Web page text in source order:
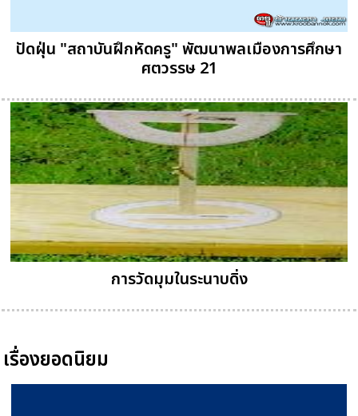
ปัดฝุ่น "สถาบันฝึกหัดครู" พัฒนาพลเมืองการศึกษา
ศตวรรษ 21
การวัดมุมในระนาบดิ่ง
เรื่องยอดนิยม